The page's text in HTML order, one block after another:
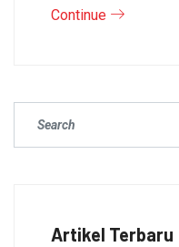
Continue
Artikel Terbaru